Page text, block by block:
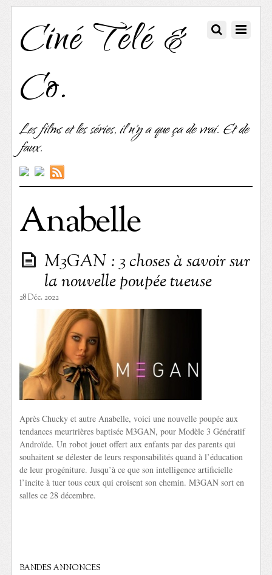
Ciné Télé &
Co.
Les films et les séries, il n'y a que ça de vrai. Et de
faux.
Anabelle
M3GAN : 3 choses à savoir sur
la nouvelle poupée tueuse
28 Déc. 2022
Après Chucky et autre Anabelle, voici une nouvelle poupée aux
tendances meurtrières baptisée M3GAN, pour Modèle 3 Génératif
Androïde. Un robot jouet offert aux enfants par des parents qui
souhaitent se délester de leurs responsabilités quand à l’éducation
de leur progéniture. Jusqu’à ce que son intelligence artificielle
l’incite à tuer tous ceux qui croisent son chemin. M3GAN sort en
salles ce 28 décembre.
BANDES ANNONCES